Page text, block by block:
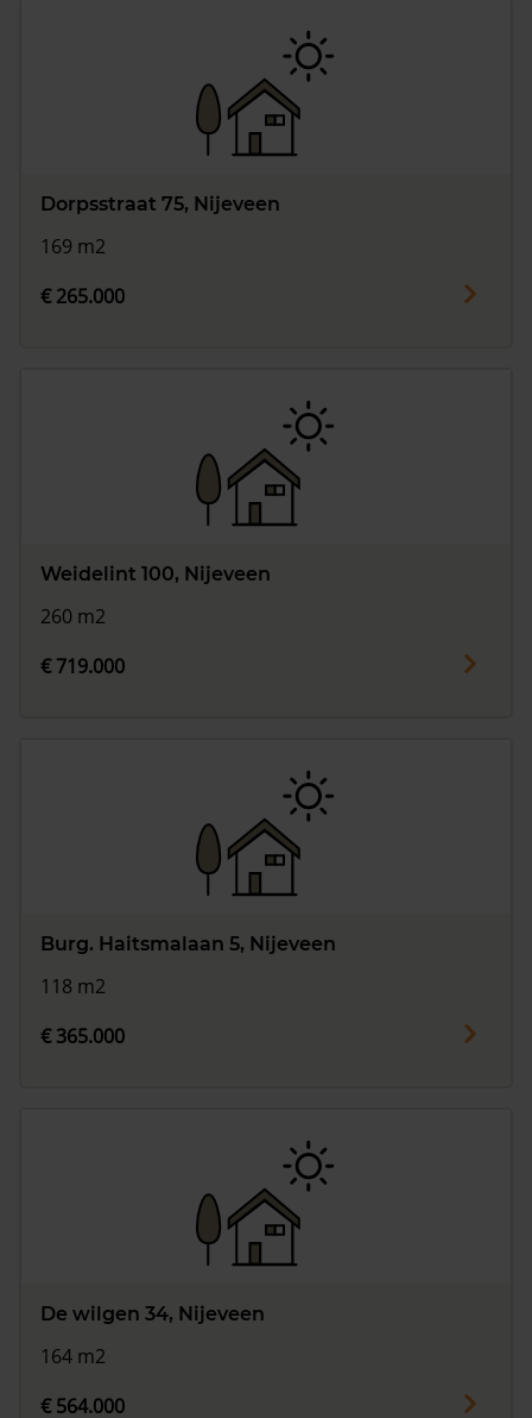
Dorpsstraat 75, Nijeveen
169 m2
€ 265.000
Weidelint 100, Nijeveen
260 m2
€ 719.000
Burg. Haitsmalaan 5, Nijeveen
118 m2
€ 365.000
De wilgen 34, Nijeveen
164 m2
€ 564.000